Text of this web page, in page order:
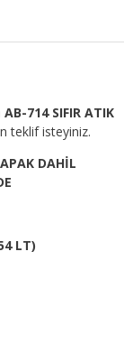
AB-714 SIFIR ATIK
teklif isteyiniz.
DAHİL
LT)